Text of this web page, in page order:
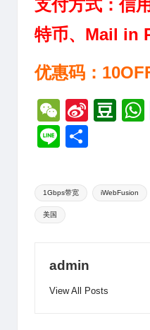
支付方式：信
特币、Mail in
优惠码：
W
e
C
h
at
Si
W
ei
D
b
a
Li
e
Tags:
1Gbps带宽 iWebFusion
美国
admin
View All Posts